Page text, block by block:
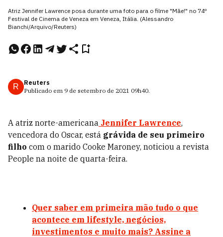
Atriz Jennifer Lawrence posa durante uma foto para o filme "Mãe!" no 74º
Festival de Cinema de Veneza em Veneza, Itália. (Alessandro
Bianchi/Arquivo/Reuters)
R
Reuters
Publicado em 9 de setembro de 2021 09h40.
A atriz norte-americana Jennifer Lawrence,
vencedora do Oscar, está grávida de seu primeiro
filho com o marido Cooke Maroney, noticiou a revista
People na noite de quarta-feira.
Quer saber em primeira mão tudo o que
acontece em lifestyle, negócios,
investimentos e muito mais? Assine a